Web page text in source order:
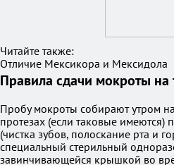
Читайте также:
Отличие Мексикора и Мексидола
Правила сдачи мокроты на
Пробу мокроты собирают утром
протезах (если таковые имеются)
(чистка зубов, полоскание рта и
специальный стерильный
завинчивающейся крышкой во